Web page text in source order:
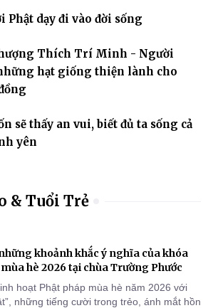
Phật dạy đi vào đời sống
Thích Trí Minh - Người
hạt giống thiện lành cho
sẽ thấy an vui, biết đủ ta sống cả
yên
& Tuổi Trẻ
khoảnh khắc ý nghĩa của khóa
hè 2026 tại chùa Trường Phước
hoạt Phật pháp mùa hè năm 2026 với
những tiếng cười trong trẻo, ánh mắt hồn